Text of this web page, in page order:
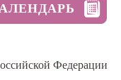
Федерации